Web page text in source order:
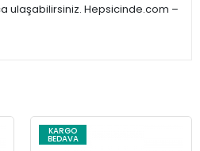
ulaşabilirsiniz. Hepsicinde.com –
KARGO
BEDAVA